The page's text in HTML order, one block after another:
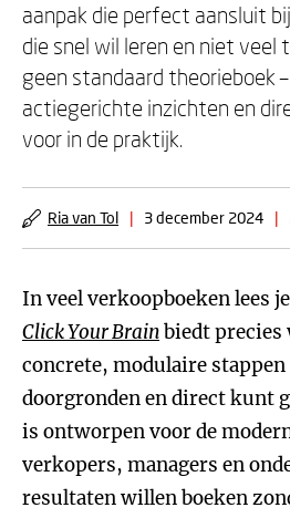
aanpak die perfect aansluit
die snel wil leren en niet veel
geen standaard theorieboek
actiegerichte inzichten en
voor in de praktijk.
Ria van Tol | 3 december 2024 |
In veel verkoopboeken lees
Click Your Brainbiedt precies
concrete, modulaire
doorgronden en direct kunt
is ontworpen voor de
verkopers, managers en
resultaten willen boeken